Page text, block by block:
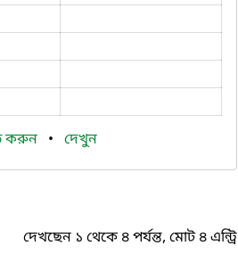
করুন • দেখুন
দেখছেন ১ থেকে ৪ পর্যন্ত, মোট ৪ এন্ট্রি